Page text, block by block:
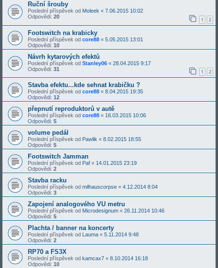
Ruční šrouby
Poslední příspěvek od Moleek « 7.06.2015 10:02
Odpovědi: 20 1 2
Footswitch na krabicky
Poslední příspěvek od core88 « 5.05.2015 13:01
Odpovědi: 10
Návrh kytarových efektů
Poslední příspěvek od Stanley06 « 28.04.2015 9:17
Odpovědi: 31 1 2
Stavba efektu...kde sehnat krabičku ?
Poslední příspěvek od core88 « 8.04.2015 19:35
Odpovědi: 12
přepnutí reproduktorů v autě
Poslední příspěvek od core88 « 16.03.2015 10:06
Odpovědi: 5
volume pedál
Poslední příspěvek od Pawlik « 8.02.2015 18:55
Odpovědi: 5
Footswitch Jamman
Poslední příspěvek od Paf « 14.01.2015 23:19
Odpovědi: 2
Stavba racku
Poslední příspěvek od milhauscorpse « 4.12.2014 8:04
Odpovědi: 3
Zapojení analogového VU metru
Poslední příspěvek od Microdesignum « 26.11.2014 10:46
Odpovědi: 5
Plachta / banner na koncerty
Poslední příspěvek od Lauma « 5.11.2014 9:48
Odpovědi: 2
RP70 a FS3X
Poslední příspěvek od kamcax7 « 8.10.2014 16:18
Odpovědi: 10